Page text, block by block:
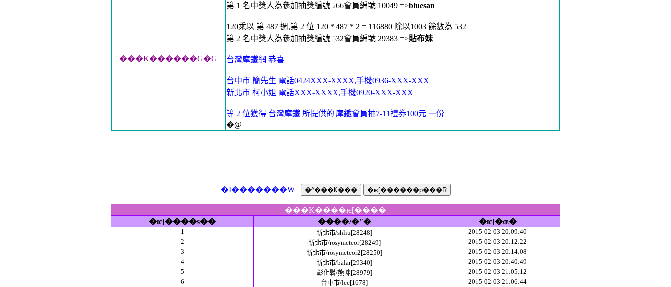
���K������G�G
第 1 名中獎人為參加抽獎編號 266會員編號 10049 =>bluesan
120乘以 第 487 週,第 2 位 120 * 487 * 2 = 116880 除以1003 餘數為 532
第 2 名中獎人為參加抽獎編號 532會員編號 29383 =>貼布妹
台灣摩鐵網 恭喜
台中市 簡先生 電話0424XXX-XXXX,手機0936-XXX-XXX
新北市 柯小姐 電話XXX-XXXX,手機0920-XXX-XXX
等 2 位獲得 台灣摩鐵 所提供的 摩鐵會員抽7-11禮券100元 一份
�@
�I�������W
���K����ѥ[����
�ѥ[����s��
����/�ʺ� �ѥ[�ɶ�
1 新北市/shliu[28248]
2015-02-03 20:09:40
2
新北市/rosymeteor[28249]
2015-02-03 20:12:22
3
新北市/rosymeteor2[28250]
2015-02-03 20:14:08
4
新北市/balar[29340]
2015-02-03 20:40:49
5
彰化縣/熊咪[28979]
2015-02-03 21:05:12
6
台中市/lee[1678]
2015-02-03 21:06:44